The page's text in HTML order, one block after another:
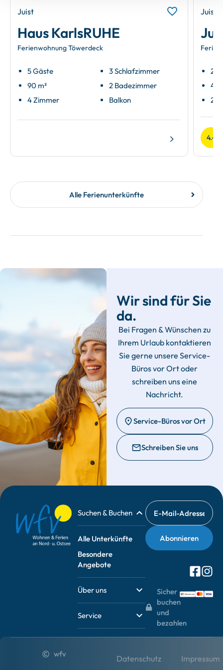
Juist
Haus KarlsRUHE
Ferienwohnung Töwerdeck
5 Gäste
90 m²
4 Zimmer
3 Schlafzimmer
2 Badezimmer
Balkon
Juist
2
45
2
4.4
Alle Ferienunterkünfte
Wir sind für Sie
da.
Bei Fragen & Wünschen zu
Ihrem Urlaub kontaktieren
Sie gerne unsere Service-
Büros vor Ort oder
schreiben uns eine
Nachricht.
Service-Büros vor Ort
Schreiben Sie uns
Suchen & Buchen
Alle Unterkünfte
Besondere
Angebote
Über uns
Service
Sicher
buchen
und
bezahlen
wfv Datenschutz Impressum